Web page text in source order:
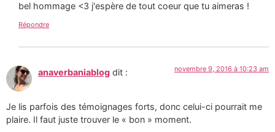
bel hommage <3 j'espère de tout coeur que tu aimeras !
Répondre
anaverbaniablog dit : novembre 9, 2016 à 10:23 am
Je lis parfois des témoignages forts, donc celui-ci pourrait me
plaire. Il faut juste trouver le « bon » moment.